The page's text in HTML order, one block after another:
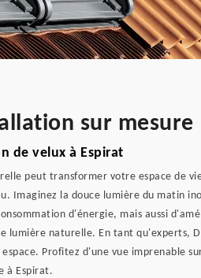
sur mesure
de velux à Espirat
peut transformer votre espace de
Imaginez la douce lumière du matin
d'énergie, mais aussi
lumière naturelle. En tant qu'experts,
Profitez d'une vue imprenable
à Espirat.